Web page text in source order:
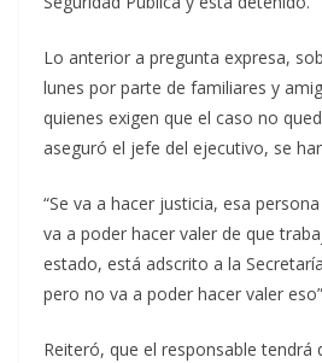
Lo anterior a pregunta expresa,
lunes por parte de familiares y
quienes exigen que el caso no
aseguró el jefe del ejecutivo, se
“Se va a hacer justicia, esa
va a poder hacer valer de que
estado, está adscrito a la
pero no va a poder hacer valer
Reiteró, que el responsable tendrá